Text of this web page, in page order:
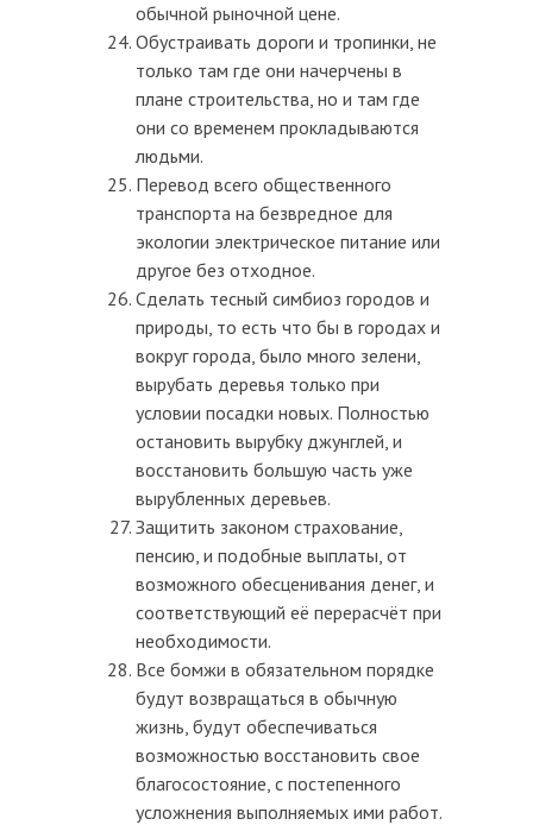
обычной рыночной цене.
Обустраивать дороги и тропинки, не
только там где они начерчены в
плане строительства, но и там где
они со временем прокладываются
людьми.
Перевод всего общественного
транспорта на безвредное для
экологии электрическое питание или
другое без отходное.
Сделать тесный симбиоз городов и
природы, то есть что бы в городах и
вокруг города, было много зелени,
вырубать деревья только при
условии посадки новых. Полностью
остановить вырубку джунглей, и
восстановить большую часть уже
вырубленных деревьев.
Защитить законом страхование,
пенсию, и подобные выплаты, от
возможного обесценивания денег, и
соответствующий её перерасчёт при
необходимости.
Все бомжи в обязательном порядке
будут возвращаться в обычную
жизнь, будут обеспечиваться
возможностью восстановить свое
благосостояние, с постепенного
усложнения выполняемых ими работ.